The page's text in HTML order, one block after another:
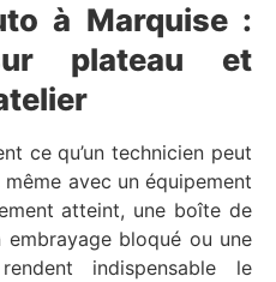
à Marquise :
plateau et
ce qu’un technicien peut
avec un équipement
atteint, une boîte de
embrayage bloqué ou une
indispensable le